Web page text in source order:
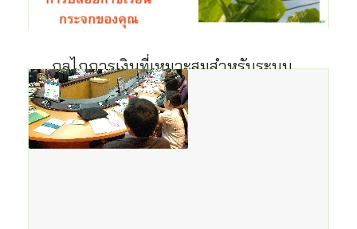
กลไกการเงินที่เหมาะสมสำหรับระบบ
เกษตรที่เป็นมิตรต่อสิ่งแวดล้อมโดยการ
ชดเชยคาร์บอนในประเทศไทย
เป็นโครงการที่ได้รับเงินสนับสนุนจาก Unit […]